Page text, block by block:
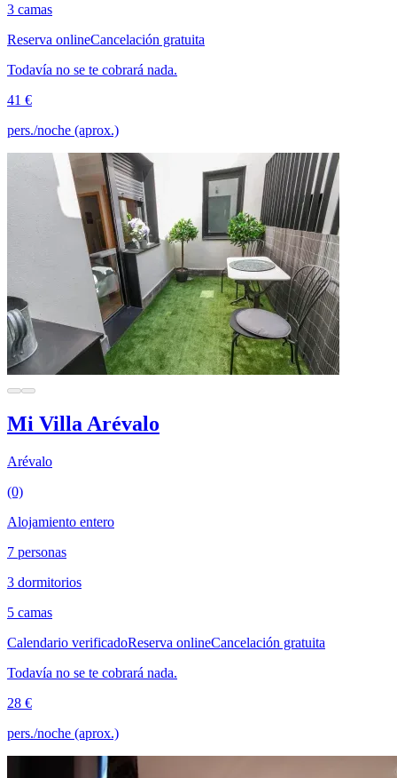
3 camas
Reserva onlineCancelación gratuita
Todavía no se te cobrará nada.
41 €
pers./noche (aprox.)
Mi Villa Arévalo
Arévalo
(0)
Alojamiento entero
7 personas
3 dormitorios
5 camas
Calendario verificadoReserva onlineCancelación gratuita
Todavía no se te cobrará nada.
28 €
pers./noche (aprox.)